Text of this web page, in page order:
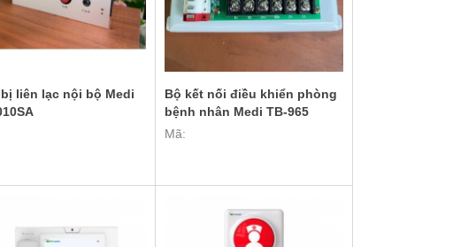
liên lạc nội bộ Medi
Bộ kết nối điều khiển phòng
bệnh nhân Medi TB-965
Mã: